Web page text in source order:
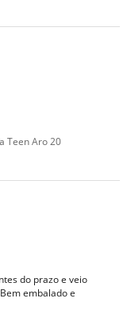
Teen Aro 20
do prazo e veio
embalado e